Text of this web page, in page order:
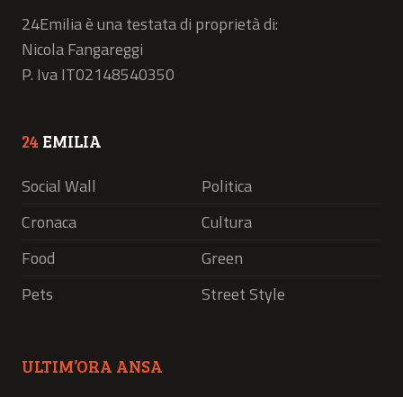
24Emilia è una testata di proprietà di:
Nicola Fangareggi
P. Iva IT02148540350
24 EMILIA
Social Wall
Politica
Cronaca
Cultura
Food
Green
Pets
Street Style
ULTIM’ORA ANSA